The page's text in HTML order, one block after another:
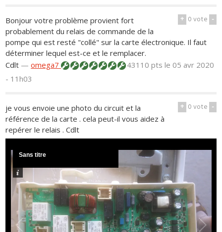
+ 0vote -
Bonjour votre problème provient fort
probablement du relais de commande de la
pompe qui est resté "collé" sur la carte électronique. Il faut
déterminer lequel est-ce et le remplacer.
Cdlt —omega7 43110 ptsle 05 avr 2020
- 11h03
+ 0vote -
je vous envoie une photo du circuit et la
référence de la carte . cela peut-il vous aidez à
repérer le relais . Cdlt
Sans titre